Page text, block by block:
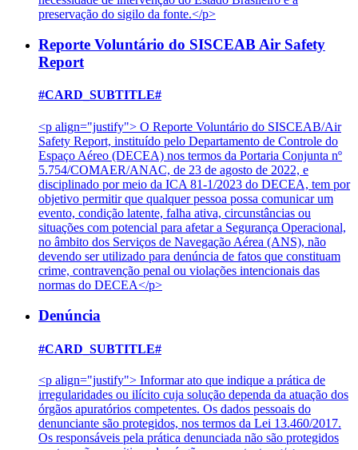
preservação do sigilo da fonte.</p>
Reporte Voluntário do SISCEAB Air Safety
Report
#CARD_SUBTITLE#
<p align="justify"> O Reporte Voluntário do SISCEAB/Air
Safety Report, instituído pelo Departamento de Controle do
Espaço Aéreo (DECEA) nos termos da Portaria Conjunta nº
5.754/COMAER/ANAC, de 23 de agosto de 2022, e
disciplinado por meio da ICA 81-1/2023 do DECEA, tem por
objetivo permitir que qualquer pessoa possa comunicar um
evento, condição latente, falha ativa, circunstâncias ou
situações com potencial para afetar a Segurança Operacional,
no âmbito dos Serviços de Navegação Aérea (ANS), não
devendo ser utilizado para denúncia de fatos que constituam
crime, contravenção penal ou violações intencionais das
normas do DECEA</p>
Denúncia
#CARD_SUBTITLE#
<p align="justify"> Informar ato que indique a prática de
irregularidades ou ilícito cuja solução dependa da atuação dos
órgãos apuratórios competentes. Os dados pessoais do
denunciante são protegidos, nos termos da Lei 13.460/2017.
Os responsáveis pela prática denunciada não são protegidos